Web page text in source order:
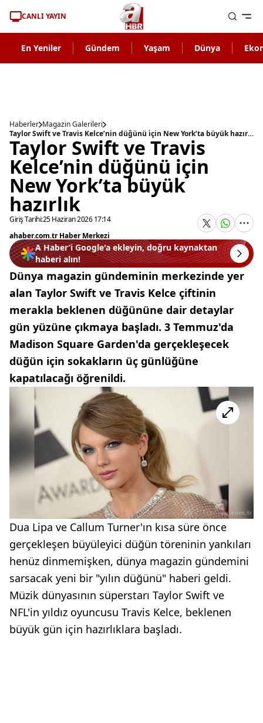
CANLI YAYIN
En Yeniler Gündem Yaşam Dünya
Haberler Magazin Galerileri
Taylor Swift ve Travis Kelce’nin düğünü için New York’ta büyük hazırlık
Taylor Swift ve Travis
Kelce’nin düğünü için
New York’ta büyük
hazırlık
Giriş Tarihi:25 Haziran 2026 17:14
ahaber.com.tr Haber Merkezi
A Haber’i Google'a ekleyin, doğru kaynaktan
haberi alın!
Dünya magazin gündeminin merkezinde yer
alan Taylor Swift ve Travis Kelce çiftinin
merakla beklenen düğününe dair detaylar
gün yüzüne çıkmaya başladı. 3 Temmuz'da
Madison Square Garden'da gerçekleşecek
düğün için sokakların üç günlüğüne
kapatılacağı öğrenildi.
Dua Lipa ve Callum Turner'ın kısa süre önce
gerçekleşen büyüleyici düğün töreninin yankıları
henüz dinmemişken, dünya magazin gündemini
sarsacak yeni bir "yılın düğünü" haberi geldi.
Müzik dünyasının süperstarı Taylor Swift ve
NFL'in yıldız oyuncusu Travis Kelce, beklenen
büyük gün için hazırlıklara başladı.